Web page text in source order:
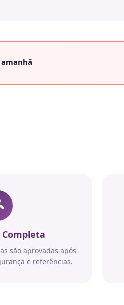
são aprovadas após
e referências.